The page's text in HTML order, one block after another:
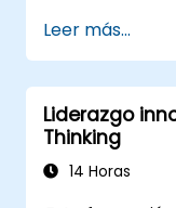
Liderar
Leer más...
Liderazgo
Thinking
14 Horas